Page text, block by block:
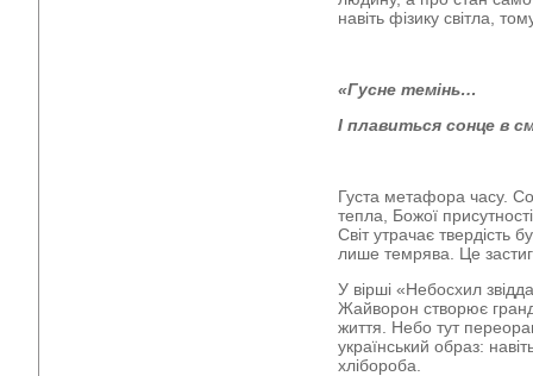
навіть фізику світла,
«Гусне темінь…
І плавиться сонце в
Густа метафора часу.
тепла, Божої
Світ утрачає
лише темрява. Це
У вірші «Небосхил
Жайворон створює
життя. Небо тут
український образ:
хлібороба.